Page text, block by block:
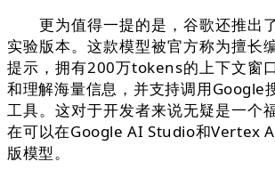
更为值得一提的是，谷歌还推出
实验版本。这款模型被官方称为擅长
提示，拥有200万tokens的上下文窗
和理解海量信息，并支持调用Google
工具。这对于开发者来说无疑是一个
在可以在Google AI Studio和Vertex
版模型。